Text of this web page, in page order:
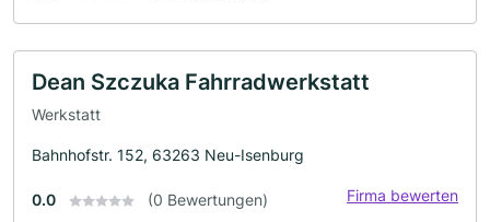
Dean Szczuka Fahrradwerkstatt
Werkstatt
Bahnhofstr. 152, 63263 Neu-Isenburg
0.0 (0 Bewertungen) Firma bewerten